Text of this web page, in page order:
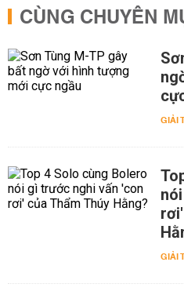
CÙNG CHUYÊN
GIẢI
GIẢI